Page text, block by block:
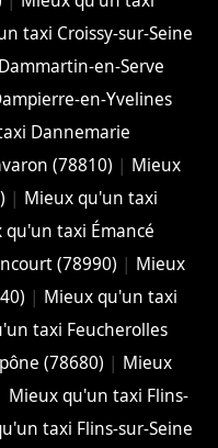
taxi Croissy-sur-Seine
en-Serve
en-Yvelines
Dannemarie
(78810) | Mieux
| Mieux qu'un taxi
qu'un taxi Émancé
(78990) | Mieux
| Mieux qu'un taxi
taxi Feucherolles
(78680) | Mieux
Mieux qu'un taxi Flins-
taxi Flins-sur-Seine